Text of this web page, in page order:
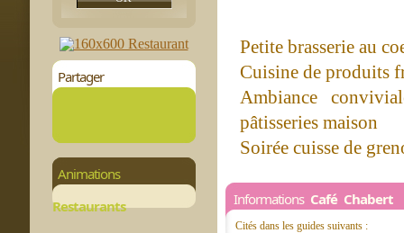
Partager
Animations
Restaurants
Petite brasserie au
Cuisine de produits
Ambiance
pâtisseries maison
Soirée cuisse de
Informations Café Chabert
Cités dans les guides suivants :